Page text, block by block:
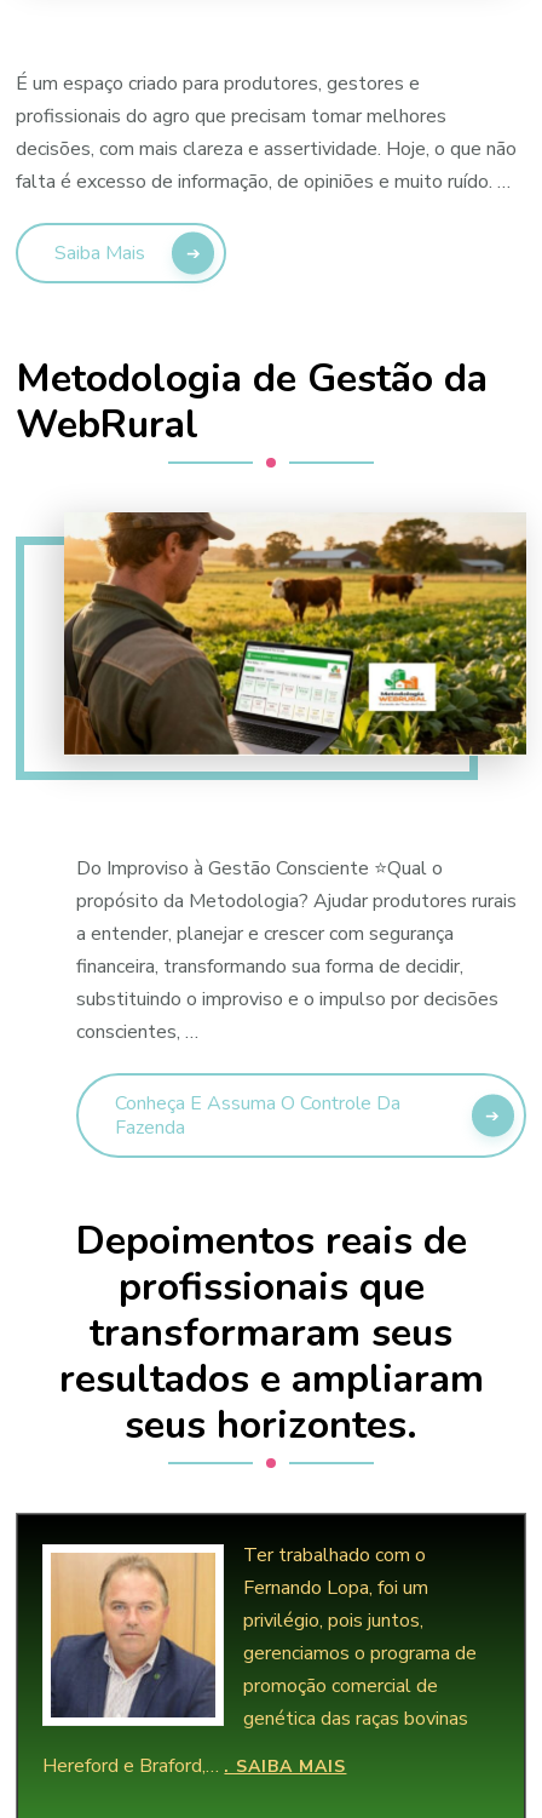
É um espaço criado para produtores, gestores e
profissionais do agro que precisam tomar melhores
decisões, com mais clareza e assertividade. Hoje, o que não
falta é excesso de informação, de opiniões e muito ruído. …
Saiba Mais
Metodologia de Gestão da
WebRural
Do Improviso à Gestão Consciente ⭐Qual o
propósito da Metodologia? Ajudar produtores rurais
a entender, planejar e crescer com segurança
financeira, transformando sua forma de decidir,
substituindo o improviso e o impulso por decisões
conscientes, …
Conheça E Assuma O Controle Da
Fazenda
Depoimentos reais de
profissionais que
transformaram seus
resultados e ampliaram
seus horizontes.
Ter trabalhado com o
Fernando Lopa, foi um
privilégio, pois juntos,
gerenciamos o programa de
promoção comercial de
genética das raças bovinas
Hereford e Braford,… . SAIBA MAIS